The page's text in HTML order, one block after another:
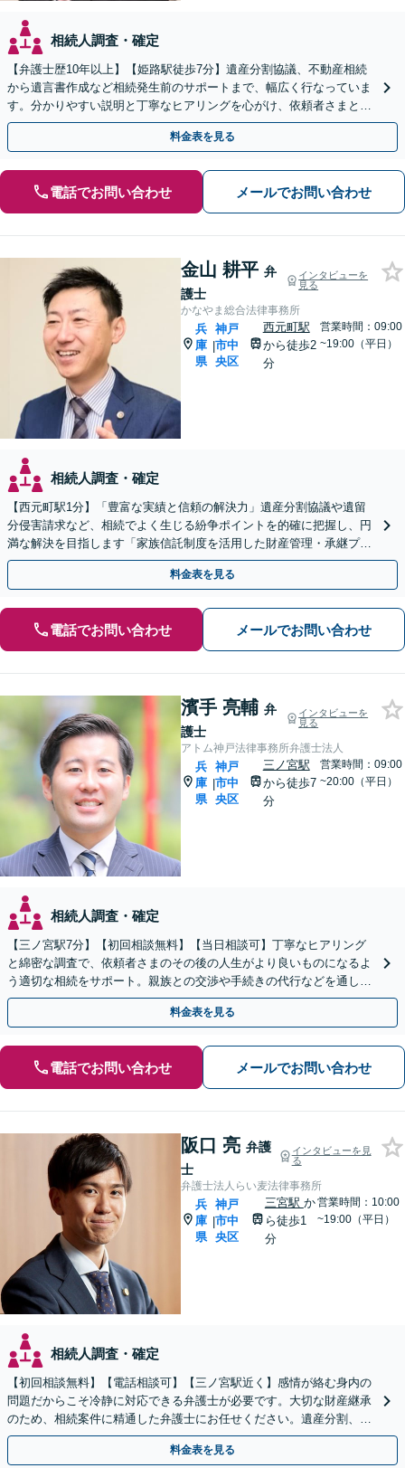
相続人調査・確定
【弁護士歴10年以上】【姫路駅徒歩7分】遺産分割協議、不動産相続
から遺言書作成など相続発生前のサポートまで、幅広く行なっていま
す。分かりやすい説明と丁寧なヒアリングを心がけ、依頼者さまと一
緒に最適な解決策を模索してまいります。
料金表を見る
電話でお問い合わせ メールでお問い合わせ
金山 耕平 弁
護士
インタビューを
見る
かなやま総合法律事務所
兵
庫
県
|
神戸
市中
央区
西元町駅
から徒歩2
分
営業時間：09:00
~19:00（平日）
相続人調査・確定
【​西元町駅1分】「豊富な実績と信頼の解決力」遺産分割協議や遺留
分侵害請求など、相続でよく生じる紛争ポイントを的確に把握し、円
満な解決を目指します「家族信託制度を活用した財産管理・承継プラ
ンのご提案」「次世代へ想いを託す円滑な事業承継」
料金表を見る
電話でお問い合わせ メールでお問い合わせ
濱手 亮輔 弁
護士
インタビューを
見る
アトム神戸法律事務所弁護士法人
兵
庫
県
|
神戸
市中
央区
三ノ宮駅
から徒歩7
分
営業時間：09:00
~20:00（平日）
相続人調査・確定
【三ノ宮駅7分】【初回相談無料】【当日相談可】丁寧なヒアリング
と綿密な調査で、依頼者さまのその後の人生がより良いものになるよ
う適切な相続をサポート。親族との交渉や手続きの代行などを通し、
心理的な負担を軽減します【分割払いあり】
料金表を見る
電話でお問い合わせ メールでお問い合わせ
阪口 亮 弁護
士
インタビューを見
る
弁護士法人らい麦法律事務所
兵
庫
県
|
神戸
市中
央区
三宮駅 か
ら徒歩1
分
営業時間：10:00
~19:00（平日）
相続人調査・確定
【初回相談無料】【電話相談可】【三ノ宮駅近く】感情が絡む身内の
問題だからこそ冷静に対応できる弁護士が必要です。大切な財産継承
のため、相続案件に精通した弁護士にお任せください。遺産分割、遺
言書作成、事業継承、家族信託など幅広いご相談に対応。
料金表を見る